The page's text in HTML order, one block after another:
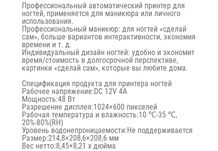
Профессиональный автоматический принтер для
ногтей, применяется для маникюра или личного
использования.
Профессиональный маникюр: для ногтей «сделай
сам», больше вариантов интерактивности, экономия
времени и т. д.
Индивидуальный дизайн ногтей: удобно и экономит
время/стоимость в долгосрочной перспективе,
картинки «сделай сам», которые вы любите дома.
Спецификация продукта для принтера ногтей
Рабочее напряжение:DC 12V 4A
Мощность:48 Вт
Разрешение дисплея:1024×600 пикселей
Рабочая температура и влажность:10 ℃-35 ℃,
20%-80%(RH)
Уровень водонепроницаемости:Не поддерживается
Размер:214,8×208,6×208,6 мм
Вес нетто:8,45×8,21 x дюйма